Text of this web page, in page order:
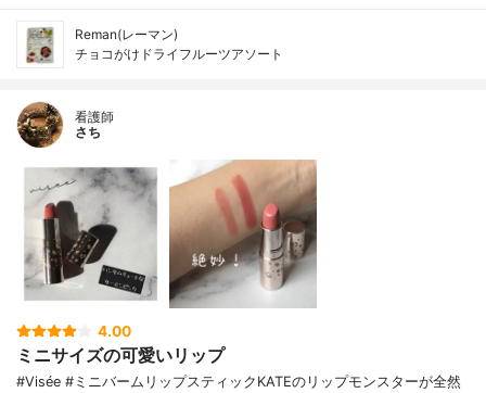
Reman(レーマン)
チョコがけドライフルーツアソート
看護師
さち
4.00
ミニサイズの可愛いリップ
#Visée #ミニバームリップスティックKATEのリップモンスターが全然